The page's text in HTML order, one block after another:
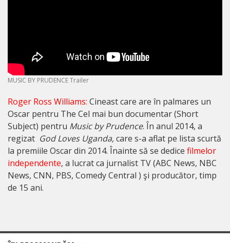
MUSIC BY PRUDENCE Trailer
Roger Ross Williams: Cineast care are în palmares un
Oscar pentru The Cel mai bun documentar (Short
Subject) pentru Music by Prudence. În anul 2014, a
regizat God Loves Uganda, care s-a aflat pe lista scurtă
la premiile Oscar din 2014. Înainte să se dedice filmelor
independente, a lucrat ca jurnalist TV (ABC News, NBC
News, CNN, PBS, Comedy Central ) şi producător, timp
de 15 ani.